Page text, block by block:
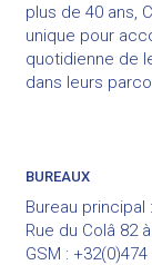
plus de 40 ans,
unique pour
quotidienne de
dans leurs
BUREAUX
Bureau principal :
Rue du Colâ 82
GSM :